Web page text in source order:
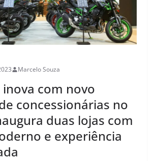
Marcelo Souza
inova com novo
concessionárias no
duas lojas com
e experiência